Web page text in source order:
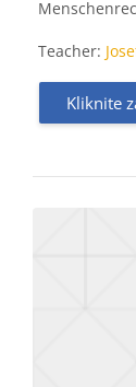
Teacher:
Kliknite